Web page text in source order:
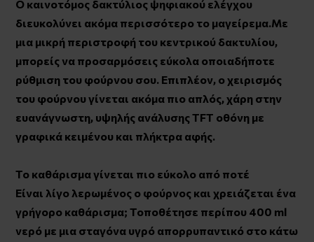
Ο καινοτόμος δακτύλιος ψηφιακού ελέγχου
διευκολύνει ακόμα περισσότερο το μαγείρεμα.Με
μια μικρή περιστροφή του κεντρικού δακτυλίου,
μπορείς να προσαρμόσεις εύκολα οποιαδήποτε
ρύθμιση του φούρνου σου. Επιπλέον, ο χειρισμός
του φούρνου γίνεται ακόμα πιο απλός, χάρη στην
ευανάγνωστη, υψηλής ανάλυσης TFT οθόνη με
γραφικά κειμένου και πλήκτρα αφής.
Το καθάρισμα γίνεται πιο εύκολο από ποτέ
Είναι λίγο λερωμένος ο φούρνος και χρειάζεται ένα
γρήγορο καθάρισμα; Τοποθέτησε περίπου 400 ml
νερό με μια σταγόνα υγρό απορρυπαντικό στο κάτω